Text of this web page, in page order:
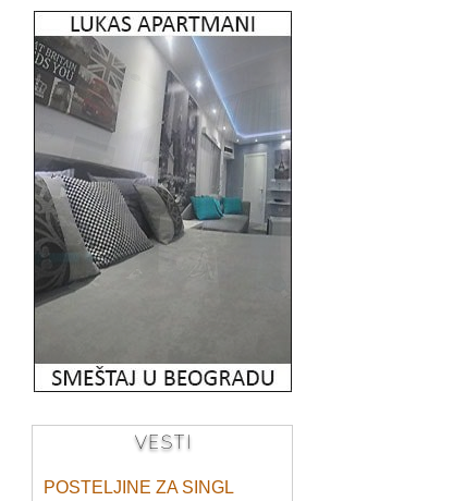
VESTI
POSTELJINE ZA SINGL